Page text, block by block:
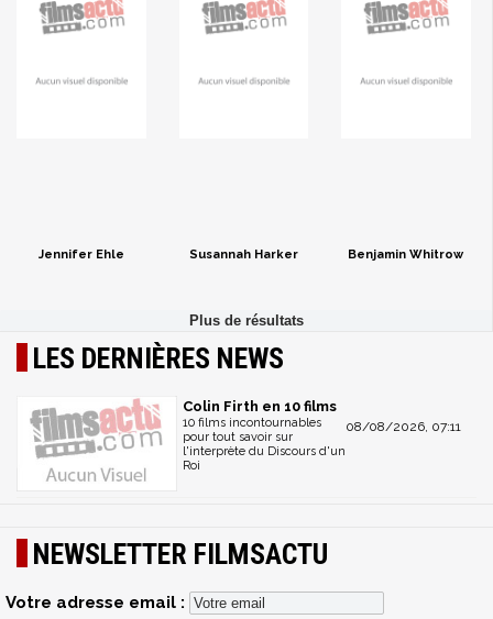
Jennifer Ehle Susannah Harker Benjamin Whitrow
LES DERNIÈRES NEWS
Colin Firth en 10 films
08/08/2026, 07:11
10 films incontournables
pour tout savoir sur
l'interprète du Discours d'un
Roi
NEWSLETTER FILMSACTU
Votre adresse email :